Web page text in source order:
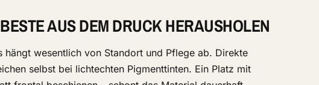
AUS DEM DRUCK HERAUSHOLEN
wesentlich von Standort und Pflege ab. Direkte
selbst bei lichtechten Pigmenttinten. Ein Platz mit